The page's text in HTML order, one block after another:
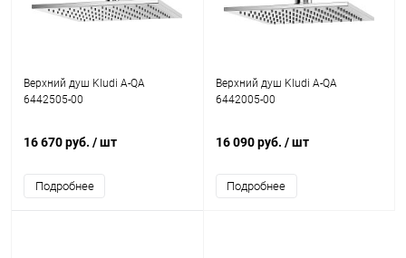
Верхний душ Kludi A-QA
6442505-00
16 670 руб. / шт
Подробнее
Верхний душ Kludi A-QA
6442005-00
16 090 руб. / шт
Подробнее